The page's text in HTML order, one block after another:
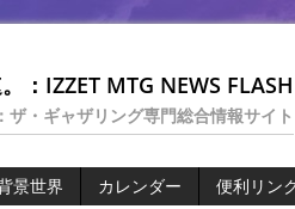
：IZZET MTG NEWS FLASH
ザ・ギャザリング専門総合情報サイト
景世界 カレンダー 便利リン